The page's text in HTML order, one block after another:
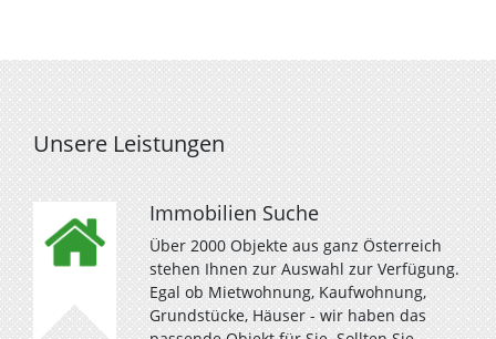
Unsere Leistungen
Immobilien Suche
Über 2000 Objekte aus ganz Österreich
stehen Ihnen zur Auswahl zur Verfügung.
Egal ob Mietwohnung, Kaufwohnung,
Grundstücke, Häuser - wir haben das